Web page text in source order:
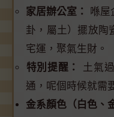
家居辦公室：
喺屋
卦，屬土）擺放陶
宅運，聚氣生財。
特別提醒：
土氣
通，呢個時候就需
金系顏色（白色、